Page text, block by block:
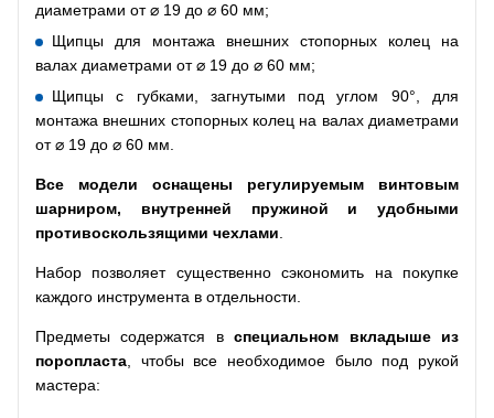
диаметрами от ⌀ 19 до ⌀ 60 мм;
Щипцы для монтажа внешних стопорных колец на
валах диаметрами от ⌀ 19 до ⌀ 60 мм;
Щипцы с губками, загнутыми под углом 90°, для
монтажа внешних стопорных колец на валах диаметрами
от ⌀ 19 до ⌀ 60 мм.
Все модели оснащены регулируемым винтовым
шарниром, внутренней пружиной и удобными
противоскользящими чехлами
Набор позволяет существенно сэкономить на покупке
каждого инструмента в отдельности.
Предметы содержатся вспециальном вкладыше из
поропласта , чтобы все необходимое было под рукой
мастера: